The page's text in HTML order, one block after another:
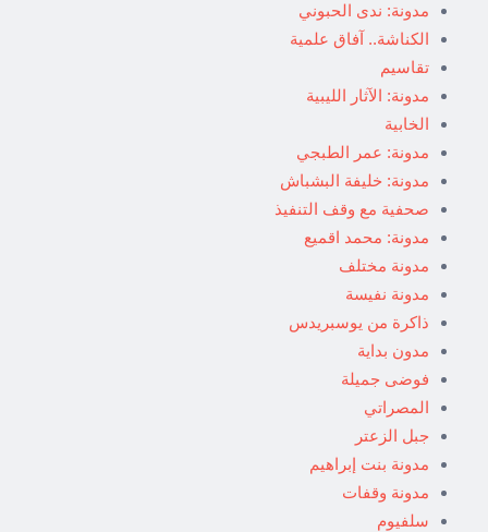
مدونة: ندى الحبوني
الكناشة.. آفاق علمية
تقاسيم
مدونة: الآثار الليبية
الخابية
مدونة: عمر الطبجي
مدونة: خليفة البشباش
صحفية مع وقف التنفيذ
مدونة: محمد اقميع
مدونة مختلف
مدونة نفيسة
ذاكرة من يوسبريدس
مدون بداية
فوضى جميلة
المصراتي
جبل الزعتر
مدونة بنت إبراهيم
مدونة وقفات
سلفيوم